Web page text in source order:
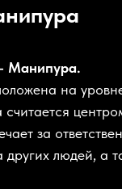
Манипура.
на
за
других людей, а